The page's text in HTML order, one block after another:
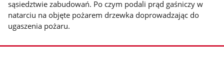
sąsiedztwie zabudowań. Po czym podali prąd gaśniczy w
natarciu na objęte pożarem drzewka doprowadzając do
ugaszenia pożaru.